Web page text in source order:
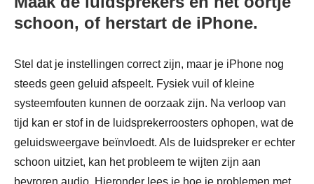
schoon, of herstart de iPhone.
Stel dat je instellingen correct zijn, maar je iPhone nog
steeds geen geluid afspeelt. Fysiek vuil of kleine
systeemfouten kunnen de oorzaak zijn. Na verloop van
tijd kan er stof in de luidsprekerroosters ophopen, wat de
geluidsweergave beïnvloedt. Als de luidspreker er echter
schoon uitziet, kan het probleem te wijten zijn aan
bevroren audio. Hieronder lees je hoe je problemen met